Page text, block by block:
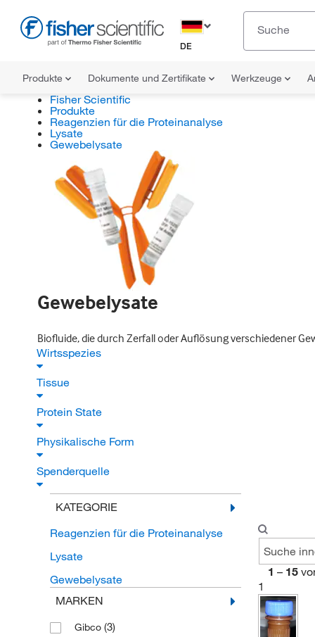
DE
Produkte Dokumente und Zertifikate Werkzeuge
Fisher Scientific
Produkte
Reagenzien für die Proteinanalyse
Lysate
Gewebelysate
Gewebelysate
Biofluide, die durch Zerfall oder Auflösung verschiedener
Wirtsspezies
Tissue
Protein State
Physikalische Form
Spenderquelle
KATEGORIE
Reagenzien für die Proteinanalyse
Lysate
Gewebelysate
MARKEN
Gibco (3)
1 – 15
1